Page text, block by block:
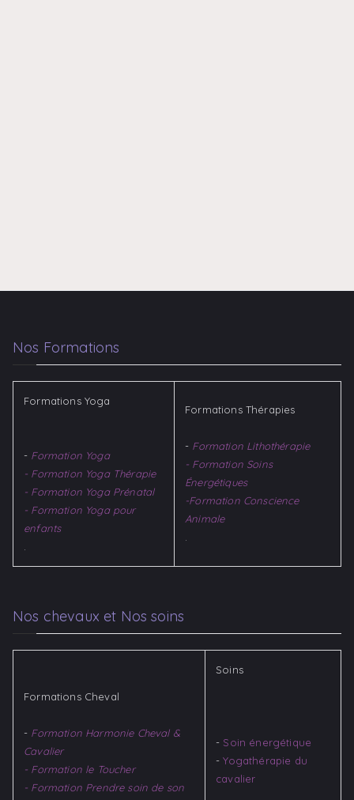
Nos Formations
Formations Yoga
- Formation Yoga
- Formation Yoga Thérapie
- Formation Yoga Prénatal
- Formation Yoga pour
enfants
Formations Thérapies
- Formation Lithothérapie
- Formation Soins
Énergétiques
-Formation Conscience
Animale
Nos chevaux et Nos soins
Formations Cheval
- Formation Harmonie Cheval &
Cavalier
- Formation le Toucher
- Formation Prendre soin de son
Soins
- Soin énergétique
-Yogathérapie du
cavalier​